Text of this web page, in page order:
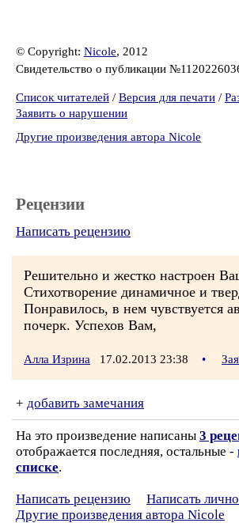
© Copyright: Nicole, 2012
Свидетельство о публикации
Список читателей / Версия для печати /
Заявить о нарушении
Другие произведения автора Nicole
Рецензии
Написать рецензию
Решительно и жестко настроен
Стихотворение динамичное и
Понравилось, в нем чувствуется
почерк. Успехов Вам,
Алла Изрина 17.02.2013 23:38 •
+ добавить замечания
На это произведение написаны 3
отображается последняя, остальные -
списке.
Написать рецензию
Написать
Другие произведения автора Nicole